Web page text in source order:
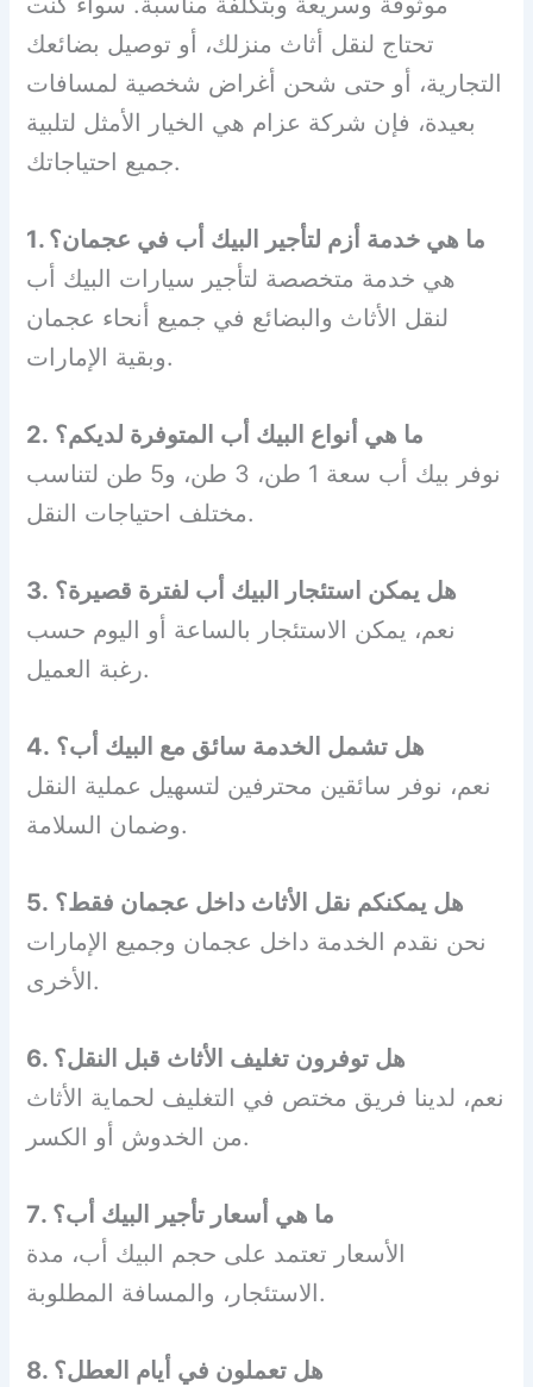
تحتاج لنقل أثاث منزلك، أو توصيل بضائعك
التجارية، أو حتى شحن أغراض شخصية لمسافات
بعيدة، فإن شركة عزام هي الخيار الأمثل لتلبية
جميع احتياجاتك.
1. ما هي خدمة أزم لتأجير البيك أب في عجمان؟
هي خدمة متخصصة لتأجير سيارات البيك أب
لنقل الأثاث والبضائع في جميع أنحاء عجمان
وبقية الإمارات.
2. ما هي أنواع البيك أب المتوفرة لديكم؟
نوفر بيك أب سعة 1 طن، 3 طن، و5 طن لتناسب
مختلف احتياجات النقل.
3. هل يمكن استئجار البيك أب لفترة قصيرة؟
نعم، يمكن الاستئجار بالساعة أو اليوم حسب
رغبة العميل.
4. هل تشمل الخدمة سائق مع البيك أب؟
نعم، نوفر سائقين محترفين لتسهيل عملية النقل
وضمان السلامة.
5. هل يمكنكم نقل الأثاث داخل عجمان فقط؟
نحن نقدم الخدمة داخل عجمان وجميع الإمارات
الأخرى.
6. هل توفرون تغليف الأثاث قبل النقل؟
نعم، لدينا فريق مختص في التغليف لحماية الأثاث
من الخدوش أو الكسر.
7. ما هي أسعار تأجير البيك أب؟
الأسعار تعتمد على حجم البيك أب، مدة
الاستئجار، والمسافة المطلوبة.
8. هل تعملون في أيام العطل؟